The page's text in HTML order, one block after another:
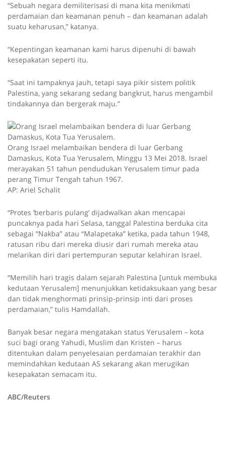
“Sebuah negara demiliterisasi di mana kita menikmati
perdamaian dan keamanan penuh – dan keamanan adalah
suatu keharusan,” katanya.
“Kepentingan keamanan kami harus dipenuhi di bawah
kesepakatan seperti itu.
“Saat ini tampaknya jauh, tetapi saya pikir sistem politik
Palestina, yang sekarang sedang bangkrut, harus mengambil
tindakannya dan bergerak maju.”
Orang Israel melambaikan bendera di luar Gerbang
Damaskus, Kota Tua Yerusalem, Minggu 13 Mei 2018. Israel
merayakan 51 tahun pendudukan Yerusalem timur pada
perang Timur Tengah tahun 1967.
AP: Ariel Schalit
“Protes ‘berbaris pulang’ dijadwalkan akan mencapai
puncaknya pada hari Selasa, tanggal Palestina berduka cita
sebagai “Nakba” atau “Malapetaka” ketika, pada tahun 1948,
ratusan ribu dari mereka diusir dari rumah mereka atau
melarikan diri dari pertempuran seputar kelahiran Israel.
“Memilih hari tragis dalam sejarah Palestina [untuk membuka
kedutaan Yerusalem] menunjukkan ketidaksukaan yang besar
dan tidak menghormati prinsip-prinsip inti dari proses
perdamaian,” tulis Hamdallah.
Banyak besar negara mengatakan status Yerusalem – kota
suci bagi orang Yahudi, Muslim dan Kristen – harus
ditentukan dalam penyelesaian perdamaian terakhir dan
memindahkan kedutaan AS sekarang akan merugikan
kesepakatan semacam itu.
ABC/Reuters